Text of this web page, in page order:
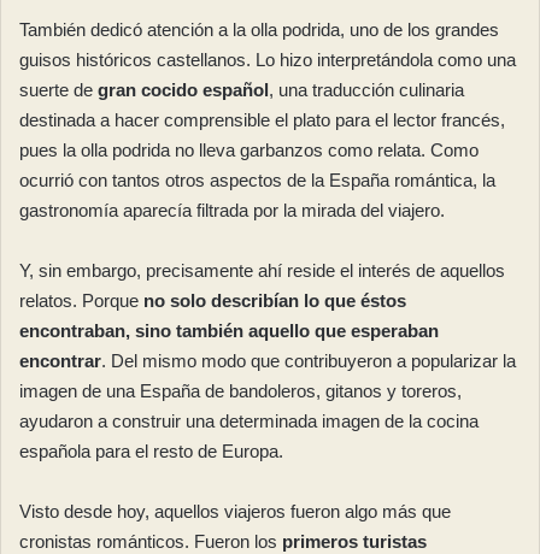
También dedicó atención a la olla podrida, uno de los grandes
guisos históricos castellanos. Lo hizo interpretándola como una
suerte de gran cocido español, una traducción culinaria
destinada a hacer comprensible el plato para el lector francés,
pues la olla podrida no lleva garbanzos como relata. Como
ocurrió con tantos otros aspectos de la España romántica, la
gastronomía aparecía filtrada por la mirada del viajero.
Y, sin embargo, precisamente ahí reside el interés de aquellos
relatos. Porque no solo describían lo que éstos
encontraban, sino también aquello que esperaban
encontrar. Del mismo modo que contribuyeron a popularizar la
imagen de una España de bandoleros, gitanos y toreros,
ayudaron a construir una determinada imagen de la cocina
española para el resto de Europa.
Visto desde hoy, aquellos viajeros fueron algo más que
cronistas románticos. Fueron los primeros turistas